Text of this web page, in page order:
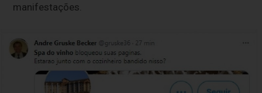
manifestações.